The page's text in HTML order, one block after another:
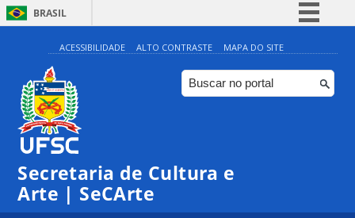
BRASIL
Simplifique!
Comunica BR
Participe
ACESSIBILIDADE ALTO CONTRASTE MAPA DO SITE
Secretaria de Cultura e
Arte | SeCArte
0:00
1:00